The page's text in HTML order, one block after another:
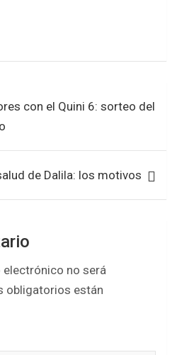
con el Quini 6: sorteo del
de Dalila: los motivos
no será
obligatorios están